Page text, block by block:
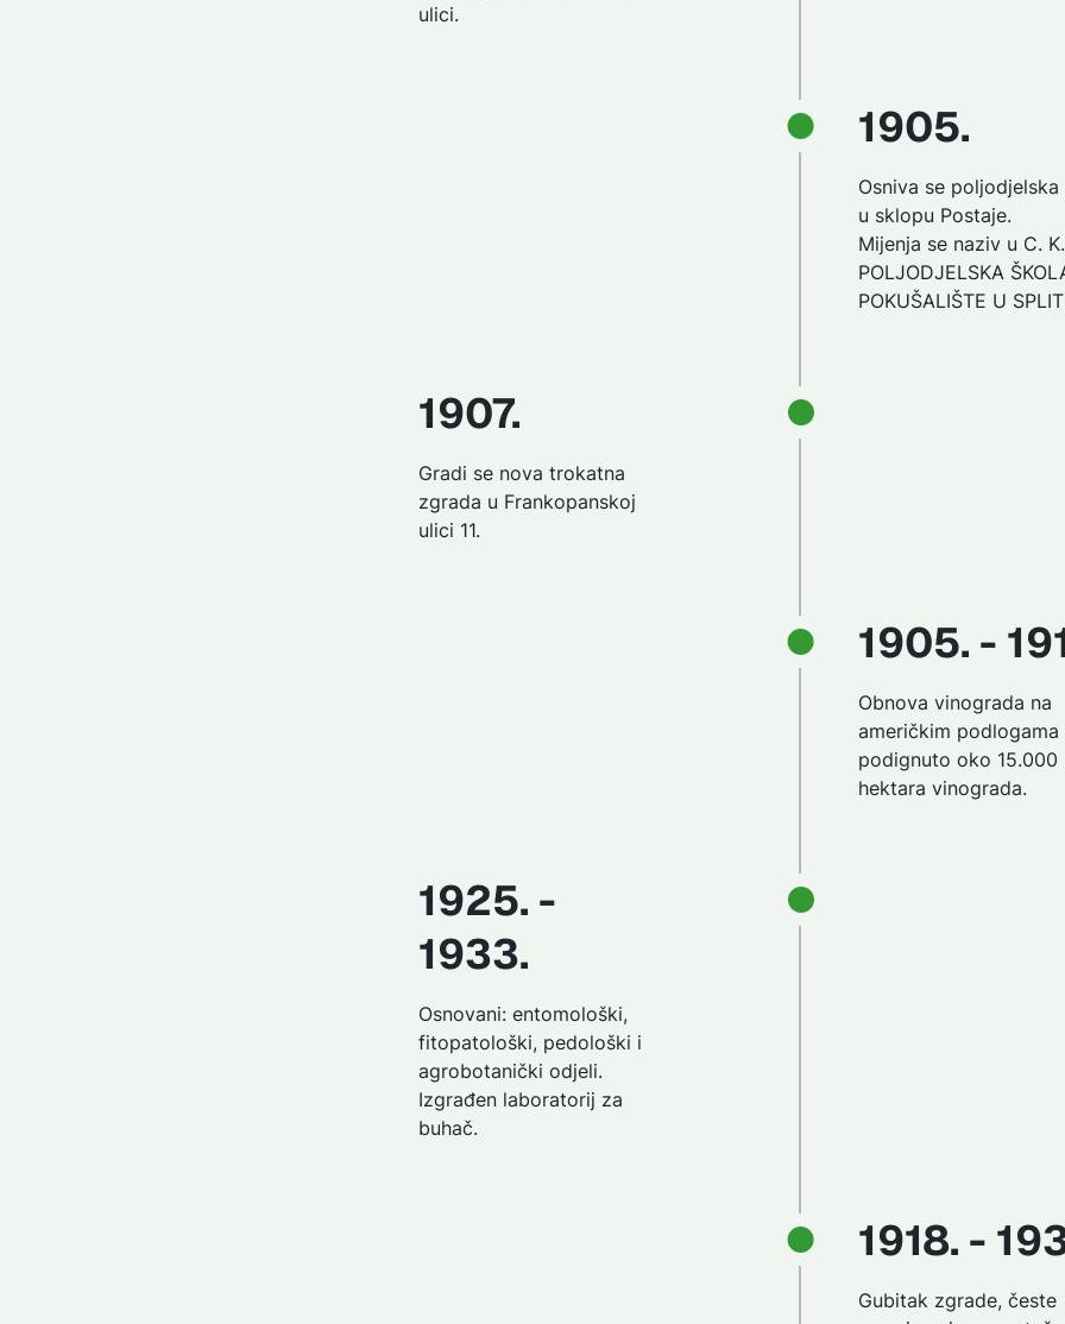
ulici.
1905.
Osniva se poljodjelska
u sklopu Postaje.
Mijenja se naziv u C. K.
POLJODJELSKA
POKUŠALIŠTE U
1907.
Gradi se nova trokatna
zgrada u Frankopanskoj
ulici 11.
1905. -
Obnova vinograda na
američkim podlogama
podignuto oko 15.000
hektara vinograda.
1925. -
1933.
Osnovani: entomološki,
fitopatološki, pedološki i
agrobotanički odjeli.
Izgrađen laboratorij za
buhač.
1918. -
Gubitak zgrade, česte